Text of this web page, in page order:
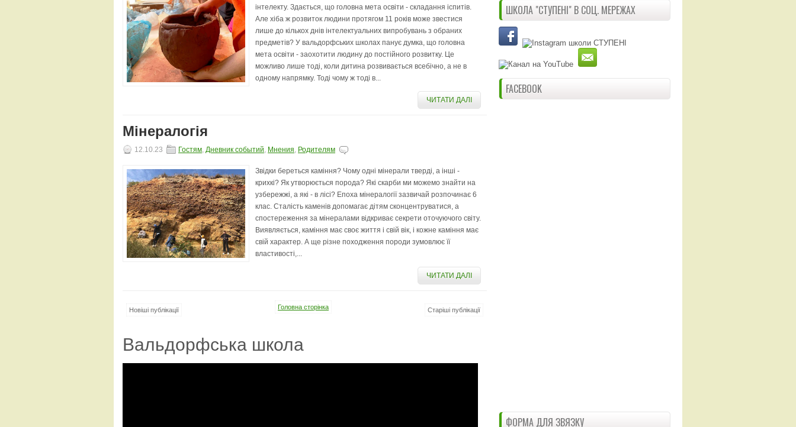
інтелекту. Здається, що головна мета освіти - складання іспитів.
Але хіба ж розвиток людини протягом 11 років може звестися
лише до кількох днів інтелектуальних випробувань з обраних
предметів? У вальдорфських школах панує думка, що головна
мета освіти - заохотити людину до постійного розвитку. Це
можливо лише тоді, коли дитина розвивається всебічно, а не в
одному напрямку. Тоді чому ж тоді в...
ЧИТАТИ ДАЛІ
Мінералогія
12.10.23 Гостям, Дневник событий, Мнения, Родителям
Звідки береться каміння? Чому одні мінерали тверді, а інші -
крихкі? Як утворюється порода? Які скарби ми можемо знайти на
узбережжі, а які - в лісі? Епоха мінералогії зазвичай розпочинає 6
клас. Сталість каменів допомагає дітям сконцентруватися, а
спостереження за мінералами відкриває секрети оточуючого світу.
Виявляється, каміння має своє життя і свій вік, і кожне каміння має
свій характер. А ще різне походження породи зумовлює її
властивості,...
ЧИТАТИ ДАЛІ
Новіші публікації Старіші публікації
Головна сторінка
Вальдорфська школа
ШКОЛА "СТУПЕНІ" В СОЦ. МЕРЕЖАХ
FACEBOOK
ФОРМА ДЛЯ ЗВЯЗКУ